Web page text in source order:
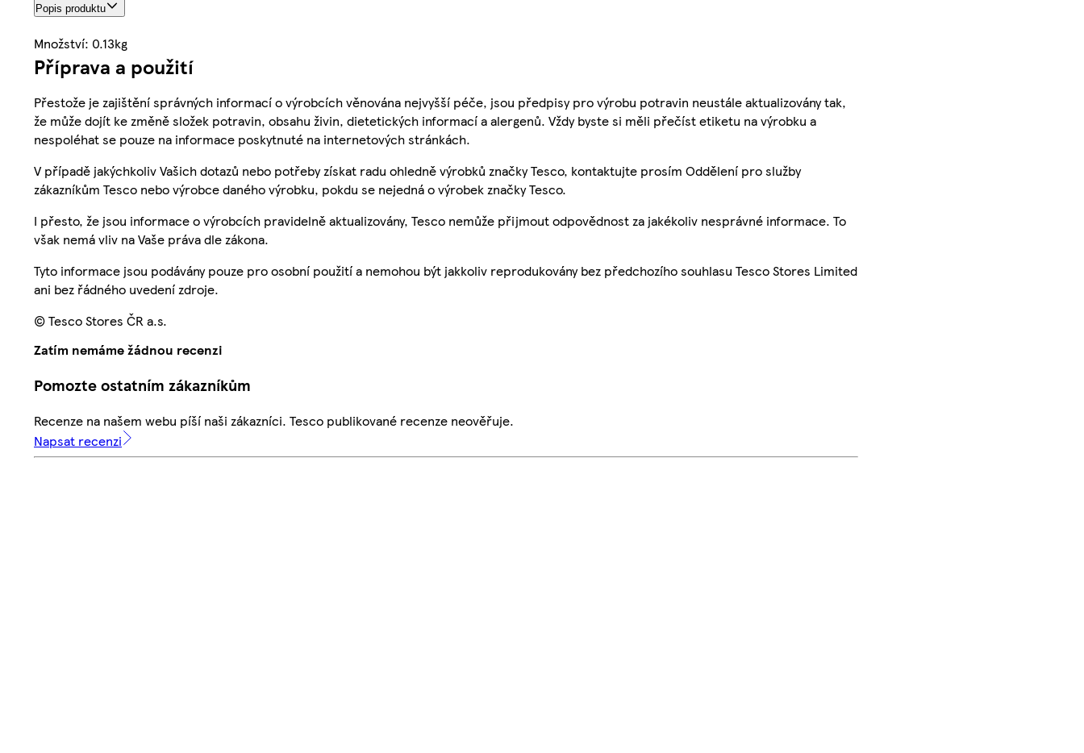
Popis produktu
Množství: 0.13kg
Příprava a použití
Přestože je zajištění správných informací o výrobcích věnována nejvyšší péče, jsou předpisy pro výrobu potravin neustále aktualizovány tak,
že může dojít ke změně složek potravin, obsahu živin, dietetických informací a alergenů. Vždy byste si měli přečíst etiketu na výrobku a
nespoléhat se pouze na informace poskytnuté na internetových stránkách.
V případě jakýchkoliv Vašich dotazů nebo potřeby získat radu ohledně výrobků značky Tesco, kontaktujte prosím Oddělení pro služby
zákazníkům Tesco nebo výrobce daného výrobku, pokdu se nejedná o výrobek značky Tesco.
I přesto, že jsou informace o výrobcích pravidelně aktualizovány, Tesco nemůže přijmout odpovědnost za jakékoliv nesprávné informace. To
však nemá vliv na Vaše práva dle zákona.
Tyto informace jsou podávány pouze pro osobní použití a nemohou být jakkoliv reprodukovány bez předchozího souhlasu Tesco Stores Limited
ani bez řádného uvedení zdroje.
© Tesco Stores ČR a.s.
Zatím nemáme žádnou recenzi
Pomozte ostatním zákazníkům
Recenze na našem webu píší naši zákazníci. Tesco publikované recenze neověřuje.
Napsat recenzi